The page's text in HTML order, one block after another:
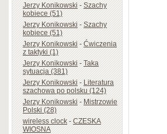
Jerzy Konikowski-Szachy
kobiece (51)
Jerzy Konikowski-Szachy
kobiece (51)
Jerzy Konikowski-Ćwiczenia
z taktyki (1)
Jerzy Konikowski-Taka
sytuacja (381)
Jerzy Konikowski-Literatura
szachowa po polsku (124)
Jerzy Konikowski-Mistrzowie
Polski (28)
wireless clock-CZESKA
WIOSNA